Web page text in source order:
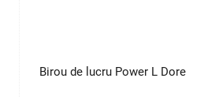
Birou de lucru Power L Dore